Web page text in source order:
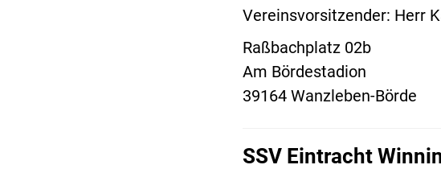
Vereinsvorsitzender: Herr
Raßbachplatz 02b
Am Bördestadion
39164 Wanzleben-Börde
SSV Eintracht